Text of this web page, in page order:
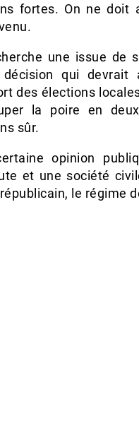
fortes. On ne doit
une issue de
qui devrait
des élections
la poire en
sûr.
opinion
et une société
le régime